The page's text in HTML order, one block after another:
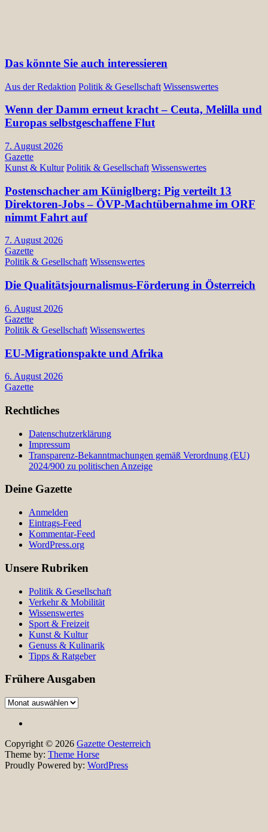
Das könnte Sie auch interessieren
Aus der Redaktion Politik & Gesellschaft Wissenswertes
Wenn der Damm erneut kracht – Ceuta, Melilla und
Europas selbstgeschaffene Flut
7. August 2026
Gazette
Kunst & Kultur Politik & Gesellschaft Wissenswertes
Postenschacher am Küniglberg: Pig verteilt 13
Direktoren-Jobs – ÖVP-Machtübernahme im ORF
nimmt Fahrt auf
7. August 2026
Gazette
Politik & Gesellschaft Wissenswertes
Die Qualitätsjournalismus-Förderung in Österreich
6. August 2026
Gazette
Politik & Gesellschaft Wissenswertes
EU-Migrationspakte und Afrika
6. August 2026
Gazette
Rechtliches
Datenschutzerklärung
Impressum
Transparenz-Bekanntmachungen gemäß Verordnung (EU)
2024/900 zu politischen Anzeige
Deine Gazette
Anmelden
Eintrags-Feed
Kommentar-Feed
WordPress.org
Unsere Rubriken
Politik & Gesellschaft
Verkehr & Mobilität
Wissenswertes
Sport & Freizeit
Kunst & Kultur
Genuss & Kulinarik
Tipps & Ratgeber
Frühere Ausgaben
Frühere
Copyright © 2026 Gazette Oesterreich
Theme by: Theme Horse
Proudly Powered by: WordPress